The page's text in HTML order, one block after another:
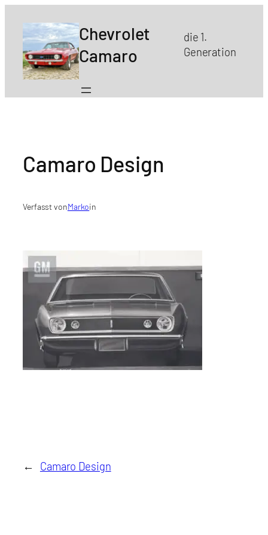
Inhalt
springen
Chevrolet
Camaro
die 1.
Generation
Camaro Design
Verfasst vonMarkoin
← Camaro Design